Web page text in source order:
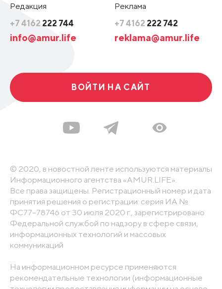
Редакция
+7 4162 222 744
info@amur.life
Реклама
+7 4162 222 742
reklama@amur.life
ВОЙТИ НА САЙТ
© 2020, в новостной ленте используются материалы
Информационного агентства «AMUR.LIFE».
Все права защищены. Регистрационный номер и дата
принятия решения о регистрации: серия ИА №
ФС77-78746 от 30 июля 2020 г., зарегистрировано
Федеральной службой по надзору в сфере связи,
информационных технологий и массовых
коммуникаций
На информационном ресурсе применяются
рекомендательные технологии (информационные